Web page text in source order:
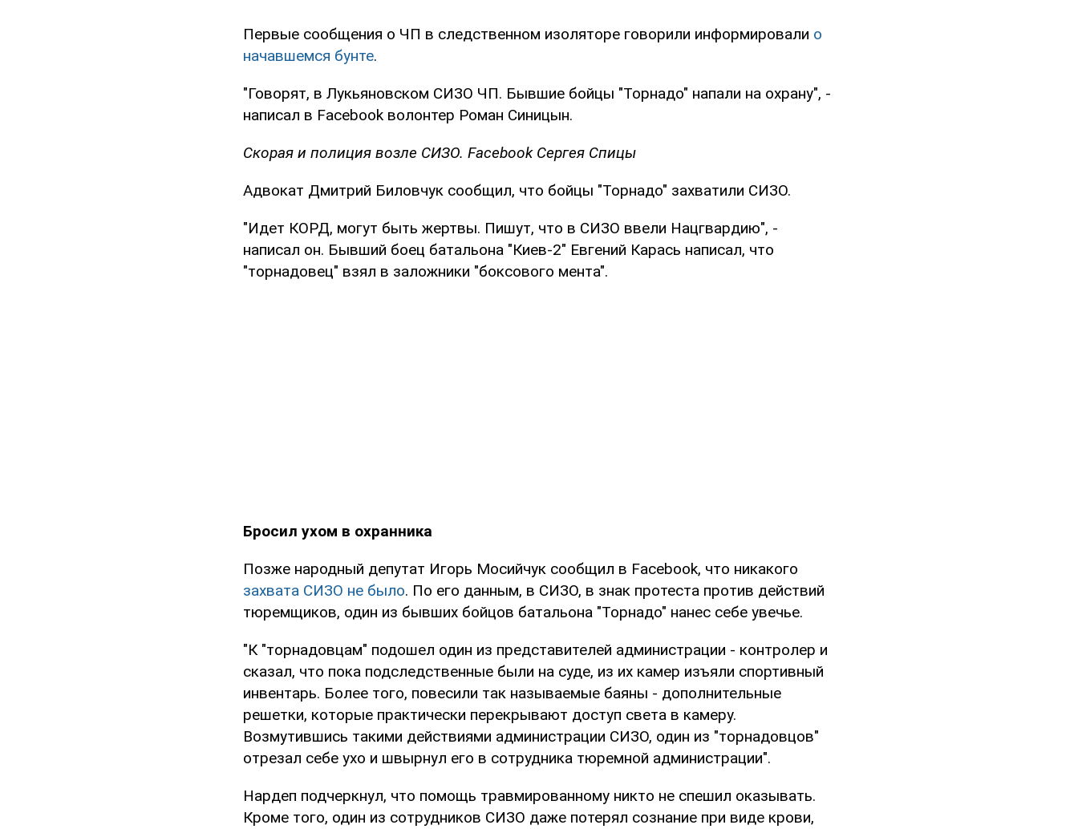
Первые сообщения о ЧП в следственном изоляторе говорили информировали о
начавшемся бунте.
"Говорят, в Лукьяновском СИЗО ЧП. Бывшие бойцы "Торнадо" напали на охрану", -
написал в Facebook волонтер Роман Синицын.
Скорая и полиция возле СИЗО. Facebook Сергея Спицы
Адвокат Дмитрий Биловчук сообщил, что бойцы "Торнадо" захватили СИЗО.
"Идет КОРД, могут быть жертвы. Пишут, что в СИЗО ввели Нацгвардию", -
написал он. Бывший боец батальона "Киев-2" Евгений Карась написал, что
"торнадовец" взял в заложники "боксового мента".
Бросил ухом в охранника
Позже народный депутат Игорь Мосийчук сообщил в Facebook, что никакого
захвата СИЗО не было. По его данным, в СИЗО, в знак протеста против действий
тюремщиков, один из бывших бойцов батальона "Торнадо" нанес себе увечье.
"К "торнадовцам" подошел один из представителей администрации - контролер и
сказал, что пока подследственные были на суде, из их камер изъяли спортивный
инвентарь. Более того, повесили так называемые баяны - дополнительные
решетки, которые практически перекрывают доступ света в камеру.
Возмутившись такими действиями администрации СИЗО, один из "торнадовцов"
отрезал себе ухо и швырнул его в сотрудника тюремной администрации".
Нардеп подчеркнул, что помощь травмированному никто не спешил оказывать.
Кроме того, один из сотрудников СИЗО даже потерял сознание при виде крови,